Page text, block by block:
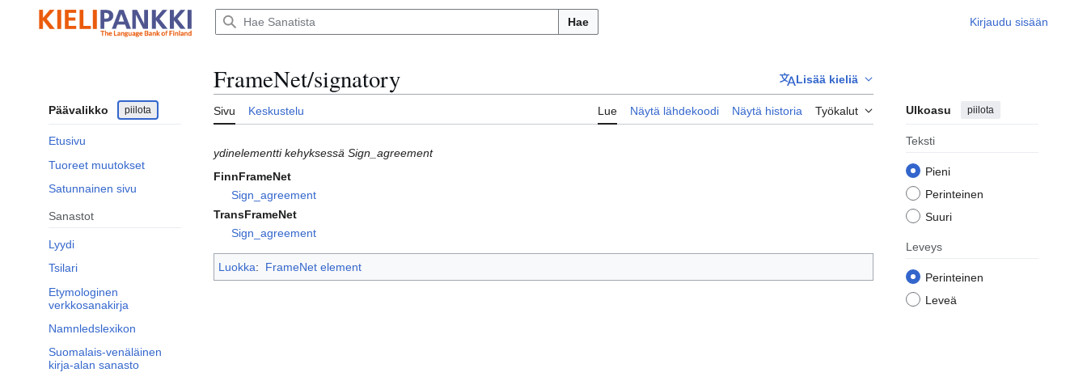
sisältöön
Hae Kirjaudu sisään
Päävalikko piilota
Etusivu
Tuoreet muutokset
Satunnainen sivu
Sanastot
Lyydi
Tsilari
Etymologinen
verkkosanakirja
Namnledslexikon
Suomalais-venäläinen
kirja-alan sanasto
FrameNet/signatory Lisää kieliä
Sivu Keskustelu Lue Näytä lähdekoodi Näytä historia Työkalut Ulkoasu piilota
Teksti
Pieni
Perinteinen
Suuri
Leveys
Perinteinen
Leveä
ydinelementti kehyksessä Sign_agreement
FinnFrameNet
Sign_agreement
TransFrameNet
Sign_agreement
Luokka: FrameNet element